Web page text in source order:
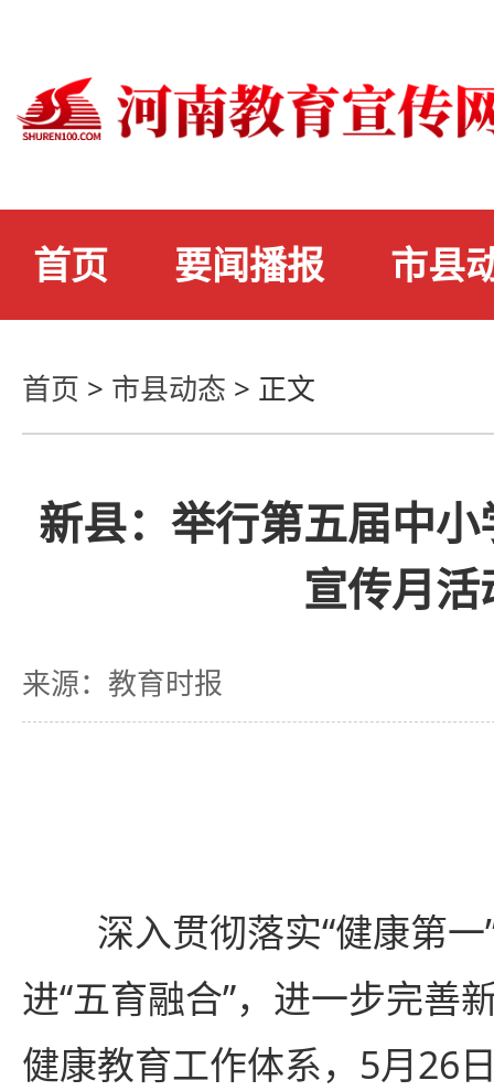
首页 要闻播报 市县
首页 > 市县动态 > 正文
新县：举行第五届中
宣传月活
来源：教育时报
深入贯彻落实“健康第
进“五育融合”，进一步完善
健康教育工作体系，5月26